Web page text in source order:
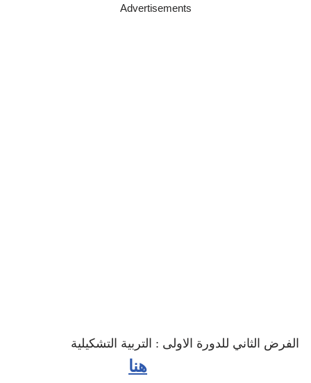
Advertisements
الفرض الثاني للدورة الاولى : التربية التشكيلية
هنا